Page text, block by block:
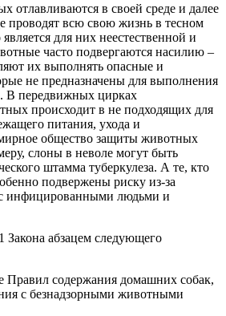
отлавливаются в своей среде и далее
проводят всю свою жизнь в тесном
для них неестественной и
часто подвергаются насилию –
их выполнять опасные и
не предназначены для выполнения
передвижных цирках
происходит в не подходящих для
питания, ухода и
общество защиты животных
слоны в неволе могут быть
штамма туберкулеза. А те, кто
подвержены риску из-за
с инфицированными людьми и
Закона абзацем следующего
Правил содержания домашних собак,
с безнадзорными животными